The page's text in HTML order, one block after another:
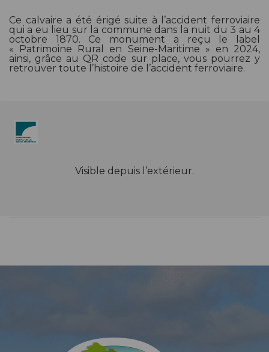
Ce calvaire a été érigé suite à l’accident ferroviaire
qui a eu lieu sur la commune dans la nuit du 3 au 4
octobre 1870. Ce monument a reçu le label
« Patrimoine Rural en Seine-Maritime » en 2024,
ainsi, grâce au QR code sur place, vous pourrez y
retrouver toute l’histoire de l’accident ferroviaire.
Visible depuis l’extérieur.